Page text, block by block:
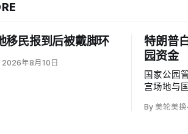
移民报到后被戴脚环
2026年8月10日
特朗普
园资金
国家公园
宫场地与
宫场地
By 美轮美换